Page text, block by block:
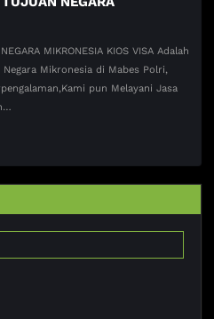
MIKRONESIA KIOS VISA Adalah
Mikronesia di Mabes Polri,
pun Melayani Jasa